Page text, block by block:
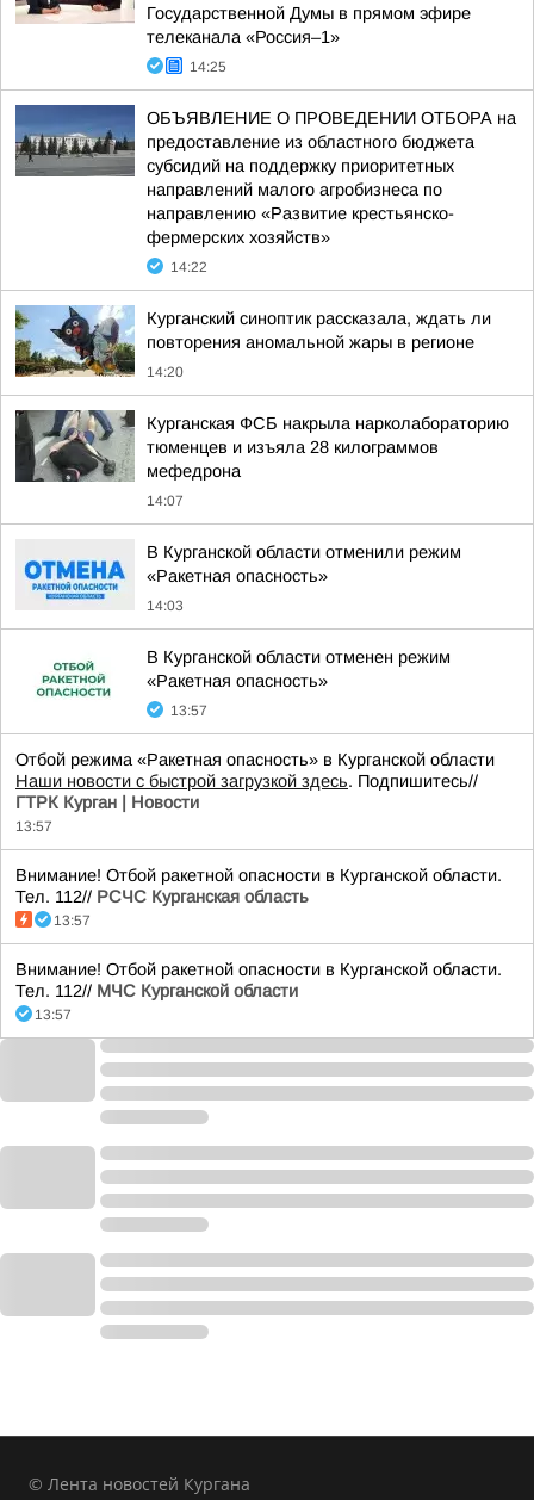
Государственной Думы в прямом эфире
телеканала «Россия–1»
14:25
ОБЪЯВЛЕНИЕ О ПРОВЕДЕНИИ ОТБОРА на
предоставление из областного бюджета
субсидий на поддержку приоритетных
направлений малого агробизнеса по
направлению «Развитие крестьянско-
фермерских хозяйств»
14:22
Курганский синоптик рассказала, ждать ли
повторения аномальной жары в регионе
14:20
Курганская ФСБ накрыла нарколабораторию
тюменцев и изъяла 28 килограммов
мефедрона
14:07
В Курганской области отменили режим
«Ракетная опасность»
14:03
В Курганской области отменен режим
«Ракетная опасность»
13:57
Отбой режима «Ракетная опасность» в Курганской области
Наши новости с быстрой загрузкой здесь. Подпишитесь//
ГТРК Курган | Новости
13:57
Внимание! Отбой ракетной опасности в Курганской области.
Тел. 112// РСЧС Курганская область
13:57
Внимание! Отбой ракетной опасности в Курганской области.
Тел. 112// МЧС Курганской области
13:57
© Лента новостей Кургана